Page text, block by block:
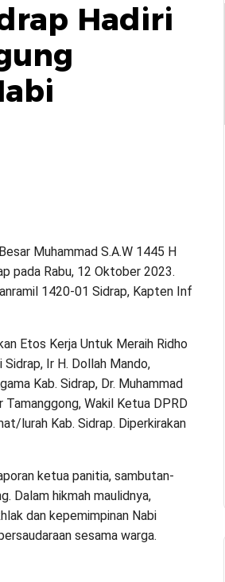
Hadiri
Muhammad S.A.W 1445 H
pada Rabu, 12 Oktober 2023.
1420-01 Sidrap, Kapten Inf
Etos Kerja Untuk Meraih Ridho
Ir H. Dollah Mando,
Kab. Sidrap, Dr. Muhammad
Tamanggong, Wakil Ketua DPRD
lurah Kab. Sidrap. Diperkirakan
ketua panitia, sambutan-
Dalam hikmah maulidnya,
dan kepemimpinan Nabi
sesama warga.